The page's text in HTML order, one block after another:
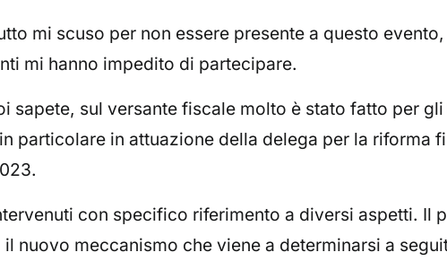
mi scuso per non essere presente a questo
mi hanno impedito di partecipare.
sapete, sul versante fiscale molto è stato fatto per gli
particolare in attuazione della delega per la riforma
con specifico riferimento a diversi aspetti. Il
il nuovo meccanismo che viene a determinarsi a